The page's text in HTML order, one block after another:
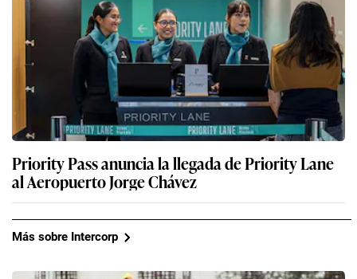
Priority Pass anuncia la llegada de Priority Lane
al Aeropuerto Jorge Chávez
Más sobre Intercorp